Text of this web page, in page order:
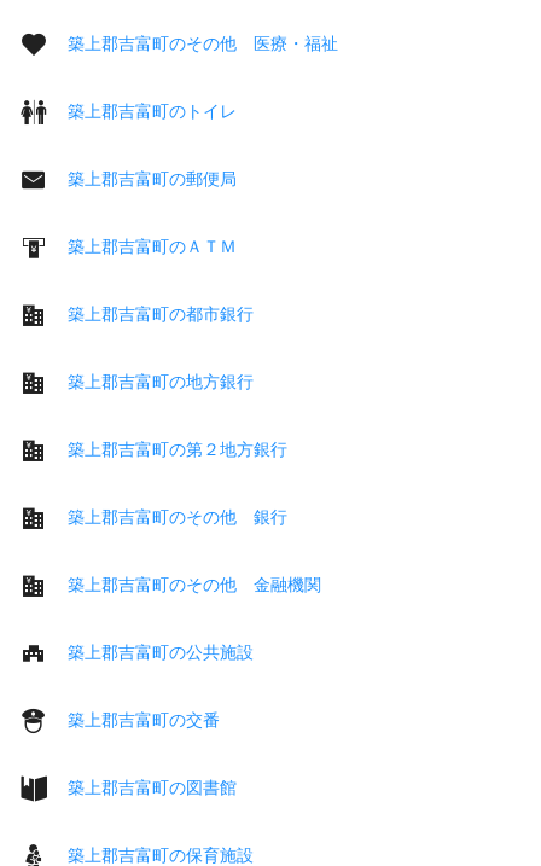
築上郡吉富町のその他 医療・福祉
築上郡吉富町のトイレ
築上郡吉富町の郵便局
築上郡吉富町のＡＴＭ
築上郡吉富町の都市銀行
築上郡吉富町の地方銀行
築上郡吉富町の第２地方銀行
築上郡吉富町のその他 銀行
築上郡吉富町のその他 金融機関
築上郡吉富町の公共施設
築上郡吉富町の交番
築上郡吉富町の図書館
築上郡吉富町の保育施設